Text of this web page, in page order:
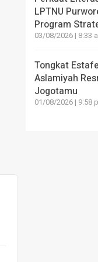
Muslimat
Ngader
3 hari yang lalu
LPTNU
Program
03/08/2026 | 8:33
Tongkat
Aslamiyah
Jogotamu
01/08/2026 | 9:58